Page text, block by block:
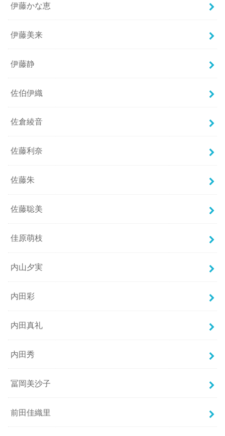
伊藤かな恵
伊藤美来
伊藤静
佐伯伊織
佐倉綾音
佐藤利奈
佐藤朱
佐藤聡美
佳原萌枝
内山夕実
内田彩
内田真礼
内田秀
冨岡美沙子
前田佳織里